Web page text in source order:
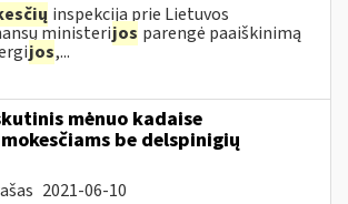
inspekcija prie Lietuvos
ministerijos parengė paaiškinimą
jos,...
mėnuo kadaise
be delspinigių
2021-06-10